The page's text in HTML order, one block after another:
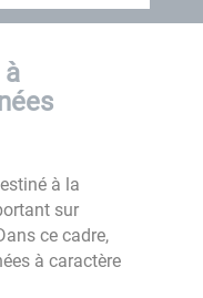
à la
sur
ce cadre,
à caractère